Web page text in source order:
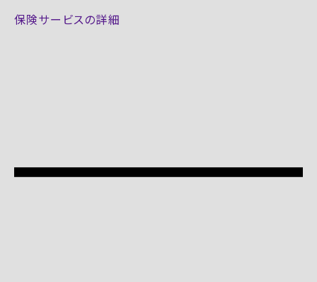
保険サービスの詳細